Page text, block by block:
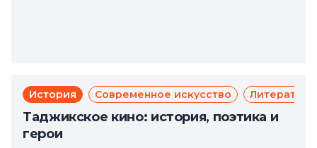
История Современное искусство Литература
Таджикское кино: история, поэтика и
герои